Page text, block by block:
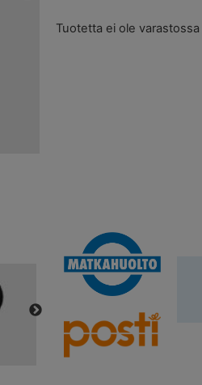
Tuotetta ei ole